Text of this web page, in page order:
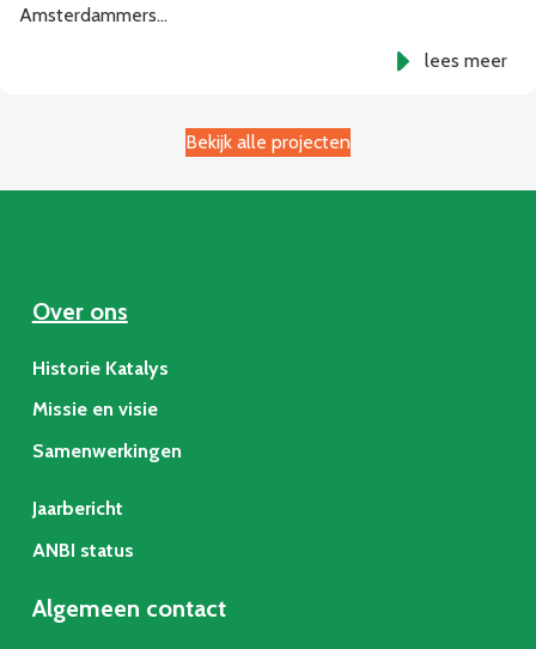
Amsterdammers…
lees meer
Bekijk alle projecten
Over ons
Historie Katalys
Missie en visie
Samenwerkingen
Jaarbericht
ANBI status
Algemeen contact